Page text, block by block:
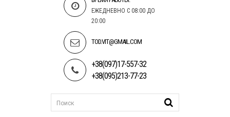
ЕЖЕДНЕВНО С 08:00 ДО
20:00
TOD.VIT@GMAIL.COM
+38(097)17-557-32
+38(095)213-77-23